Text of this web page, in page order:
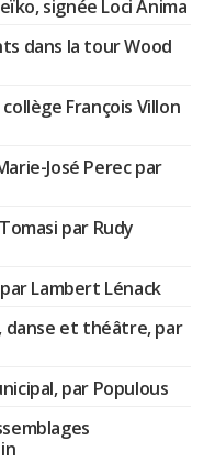
signée Loci Anima
dans la tour Wood
François Villon
José Perec par
par Rudy
Lambert Lénack
danse et théâtre, par
par Populous